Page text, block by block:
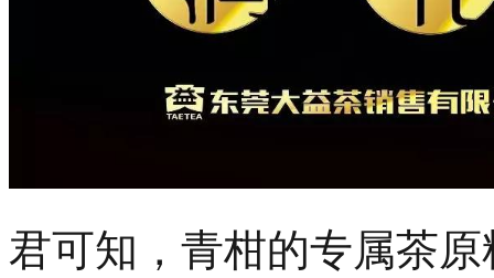
君可知，青柑的专属茶原